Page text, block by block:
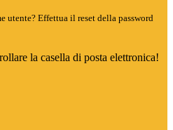
utente? Effettua il reset della password
la casella di posta elettronica!